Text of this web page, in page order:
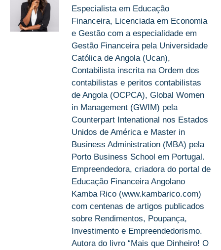
Especialista em Educação
Financeira, Licenciada em Economia
e Gestão com a especialidade em
Gestão Financeira pela Universidade
Católica de Angola (Ucan),
Contabilista inscrita na Ordem dos
contabilistas e peritos contabilistas
de Angola (OCPCA), Global Women
in Management (GWIM) pela
Counterpart Intenational nos Estados
Unidos de América e Master in
Business Administration (MBA) pela
Porto Business School em Portugal.
Empreendedora, criadora do portal de
Educação Financeira Angolano
Kamba Rico (www.kambarico.com)
com centenas de artigos publicados
sobre Rendimentos, Poupança,
Investimento e Empreendedorismo.
Autora do livro “Mais que Dinheiro! O